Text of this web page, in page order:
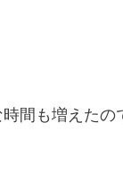
間も増えたの